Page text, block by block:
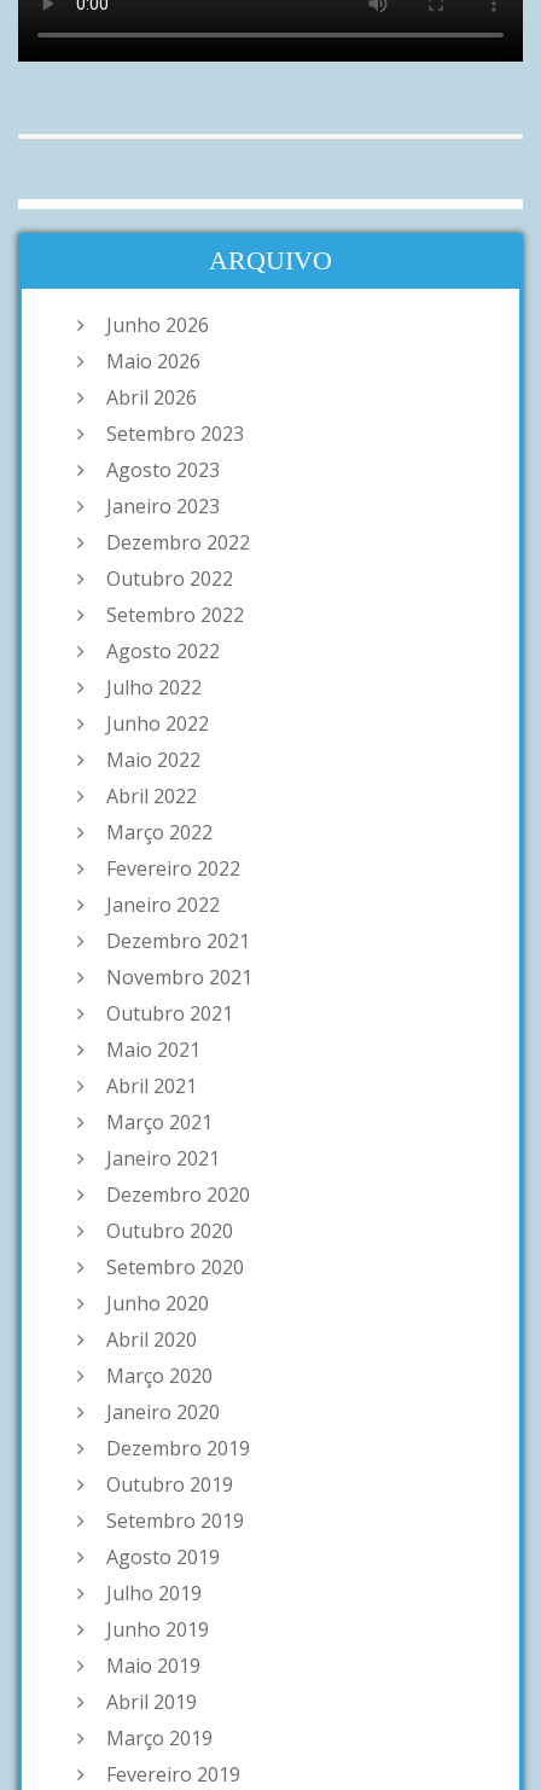
ARQUIVO
Junho 2026
Maio 2026
Abril 2026
Setembro 2023
Agosto 2023
Janeiro 2023
Dezembro 2022
Outubro 2022
Setembro 2022
Agosto 2022
Julho 2022
Junho 2022
Maio 2022
Abril 2022
Março 2022
Fevereiro 2022
Janeiro 2022
Dezembro 2021
Novembro 2021
Outubro 2021
Maio 2021
Abril 2021
Março 2021
Janeiro 2021
Dezembro 2020
Outubro 2020
Setembro 2020
Junho 2020
Abril 2020
Março 2020
Janeiro 2020
Dezembro 2019
Outubro 2019
Setembro 2019
Agosto 2019
Julho 2019
Junho 2019
Maio 2019
Abril 2019
Março 2019
Fevereiro 2019